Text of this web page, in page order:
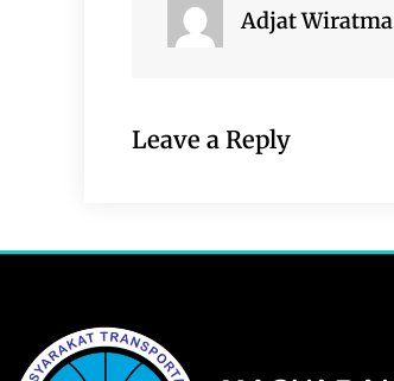
Adjat Wiratma
Leave a Reply